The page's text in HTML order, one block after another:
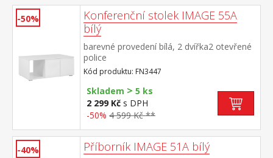
-50%
Konferenční stolek IMAGE 55A
bílý
barevné provedení bílá, 2 dvířka2 otevřené
police
Kód produktu: FN3447
Skladem > 5 ks
2 299 Kč s DPH
-50% 4 599 Kč **
-40% Příborník IMAGE 51A bílý